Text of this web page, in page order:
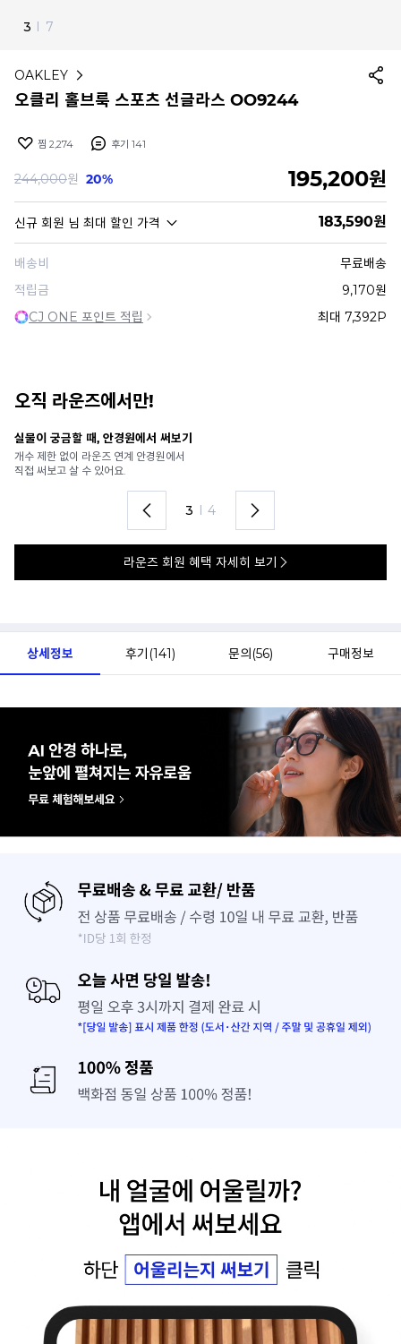
4 I 7
OAKLEY
오클리 홀브룩 스포츠 선글라스 OO9244
찜 2,274 후기 141
244,000원 20% 195,200원
신규 회원 님 최대 할인 가격 183,590원
배송비
무료배송
적립금
9,170원
CJ ONE 포인트 적립
최대 7,392P
오직 라운즈에서만!
안경 렌즈 맞춤까지 한 번에
가까운 안경원으로 배송받아
렌즈 맞춤부터 피팅까지 편하게!
4 I 4
라운즈 회원 혜택 자세히 보기
상세정보 후기(141) 문의(56) 구매정보